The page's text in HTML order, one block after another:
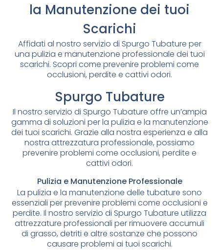
la Manutenzione dei tuoi
Scarichi
Affidati al nostro servizio di Spurgo Tubature per
una pulizia e manutenzione professionale dei tuoi
scarichi. Scopri come prevenire problemi come
occlusioni, perdite e cattivi odori.
Spurgo Tubature
Il nostro servizio di Spurgo Tubature offre un’ampia
gamma di soluzioni per la pulizia e la manutenzione
dei tuoi scarichi. Grazie alla nostra esperienza e alla
nostra attrezzatura professionale, possiamo
prevenire problemi come occlusioni, perdite e
cattivi odori.
Pulizia e Manutenzione Professionale
La pulizia e la manutenzione delle tubature sono
essenziali per prevenire problemi come occlusioni e
perdite. Il nostro servizio di Spurgo Tubature utilizza
attrezzature professionali per rimuovere accumuli
di grasso, detriti e altre sostanze che possono
causare problemi ai tuoi scarichi.